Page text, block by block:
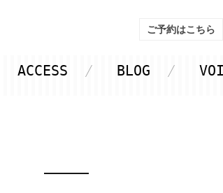
ご予約はこちら
ACCESS BLOG